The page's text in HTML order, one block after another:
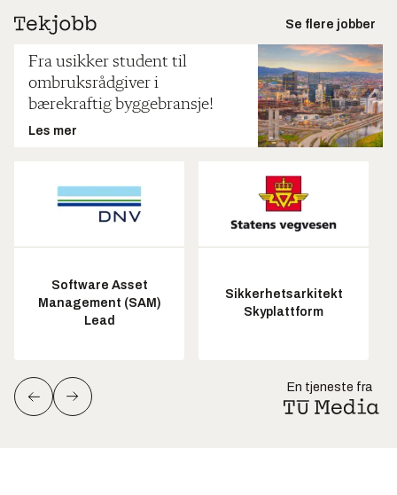
Se flere jobber
Fra usikker student til
ombruksrådgiver i
bærekraftig byggebransje!
Les mer
Software Asset
Management (SAM)
Lead
Sikkerhetsarkitekt
Skyplattform
En tjeneste fra